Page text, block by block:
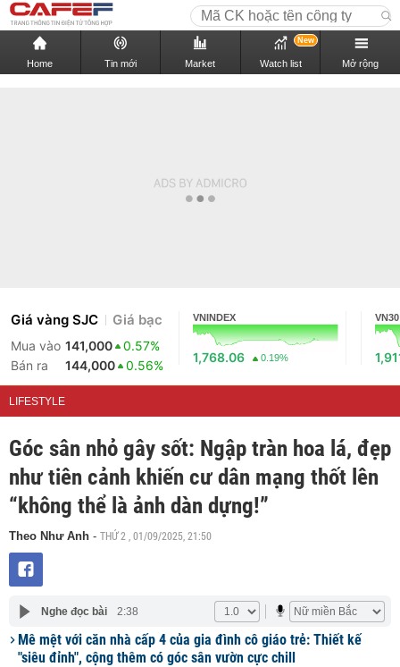
Home Tin mới Market Watch list
New
Mở rộng
Giá vàng SJC Giá bạc
Mua vào 141,000
0.57%
Bán ra
144,000 0.56%
VNINDEX
1,768.06 0.19%
VN30
LIFESTYLE
Góc sân nhỏ gây sốt: Ngập tràn hoa lá, đẹp
như tiên cảnh khiến cư dân mạng thốt lên
“không thể là ảnh dàn dựng!”
Theo Như Anh - THỨ 2 , 01/09/2025, 21:50
Nghe đọc bài 2:38
Mê mệt với căn nhà cấp 4 của gia đình cô giáo trẻ: Thiết kế
"siêu đỉnh", cộng thêm có góc sân vườn cực chill